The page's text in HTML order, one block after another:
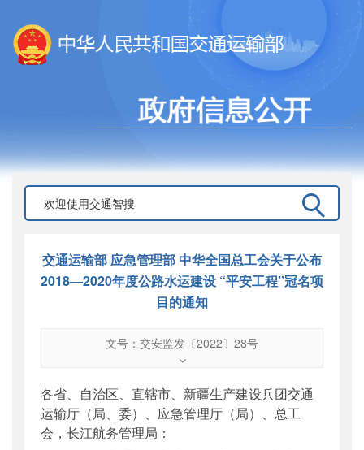
交通运输部 应急管理部 中华全国总工会关于公布
2018—2020年度公路水运建设 “平安工程”冠名项
目的通知
文号：交安监发〔2022〕28号
交安监发〔2022〕28号
公开日期：2022年03月17日
主题词：
公路水运建设;平安工程
各省、自治区、直辖市、新疆生产建设兵团交通
运输厅（局、委）、应急管理厅（局）、总工
会，长江航务管理局：